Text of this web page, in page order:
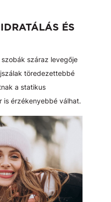
ÉS
száraz levegője
töredezettebbé
a statikus
is érzékenyebbé válhat.